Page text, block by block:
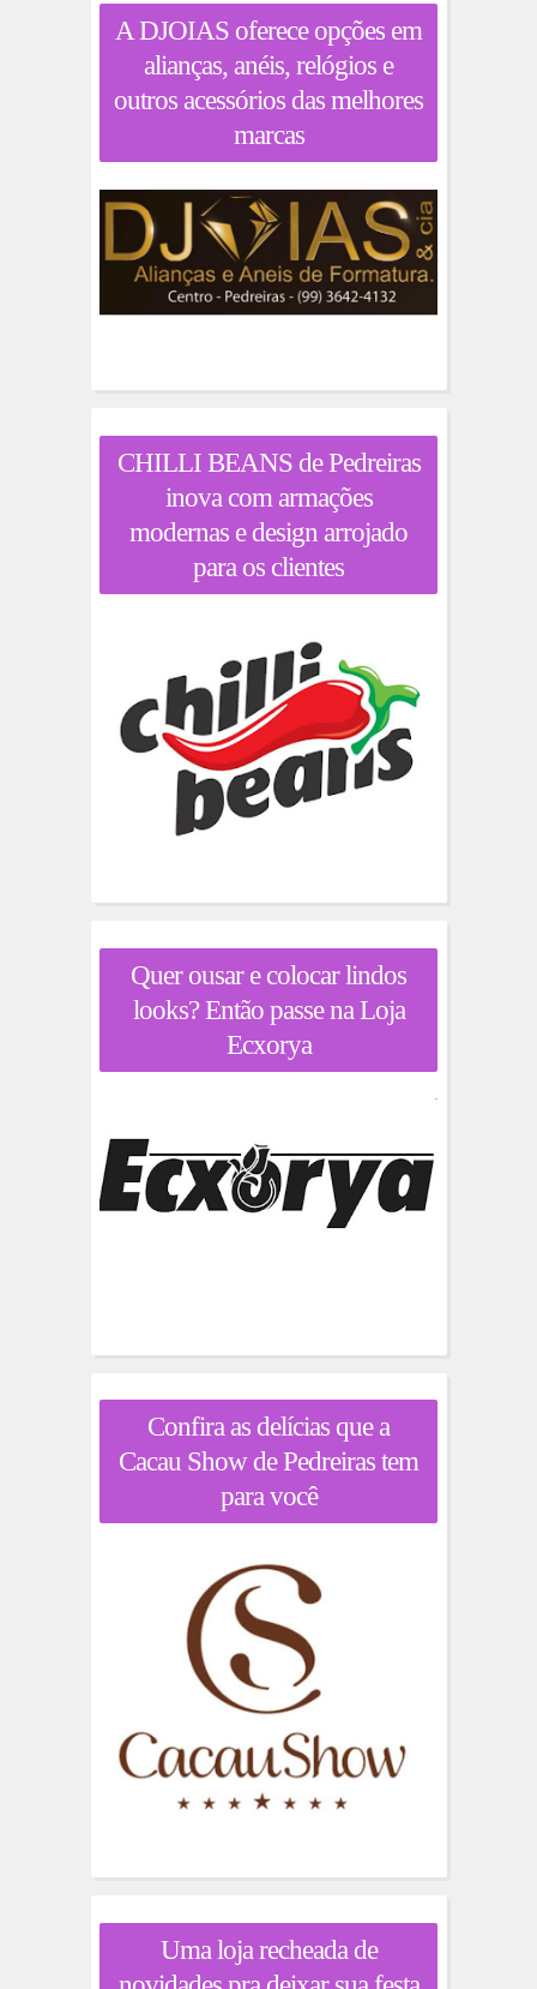
A DJOIAS oferece opções em
alianças, anéis, relógios e
outros acessórios das melhores
marcas
CHILLI BEANS de Pedreiras
inova com armações
modernas e design arrojado
para os clientes
Quer ousar e colocar lindos
looks? Então passe na Loja
Ecxorya
Confira as delícias que a
Cacau Show de Pedreiras tem
para você
Uma loja recheada de